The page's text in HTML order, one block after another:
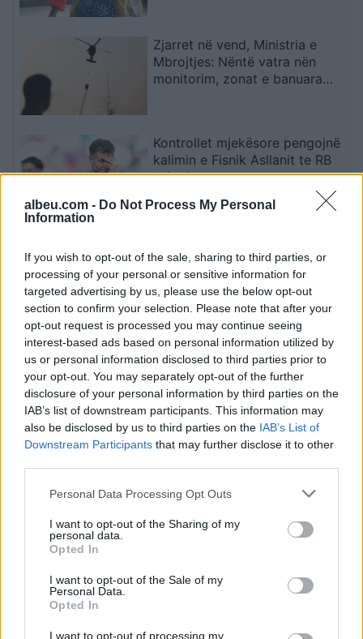
albeu.com - Do Not Process My Personal
Information
If you wish to opt-out of the sale, sharing to third parties, or
processing of your personal or sensitive information for
targeted advertising by us, please use the below opt-out
section to confirm your selection. Please note that after your
opt-out request is processed you may continue seeing
interest-based ads based on personal information utilized by
us or personal information disclosed to third parties prior to
your opt-out. You may separately opt-out of the further
disclosure of your personal information by third parties on the
IAB’s list of downstream participants. This information may
also be disclosed by us to third parties on the IAB’s List of
Downstream Participants that may further disclose it to other
Personal Data Processing Opt Outs
I want to opt-out of the Sharing of my
personal data.
Opted In
I want to opt-out of the Sale of my
Personal Data.
Opted In
I want to opt-out of processing my
Zjarret në vend, Ministria e
Mbrojtjes: Nëntë vatra nën
monitorim, zonat e banuara
Kontrollet mjekësore pengojnë
kalimin e Fisnik Asllanit te RB
Leipzig
hapësirat, Barcelona mund të
humbasë një tjetër xhevahir të
akademisë
Esim for Global|Esim for Europe|
Esim for Caribbean